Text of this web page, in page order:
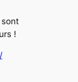
sont
!